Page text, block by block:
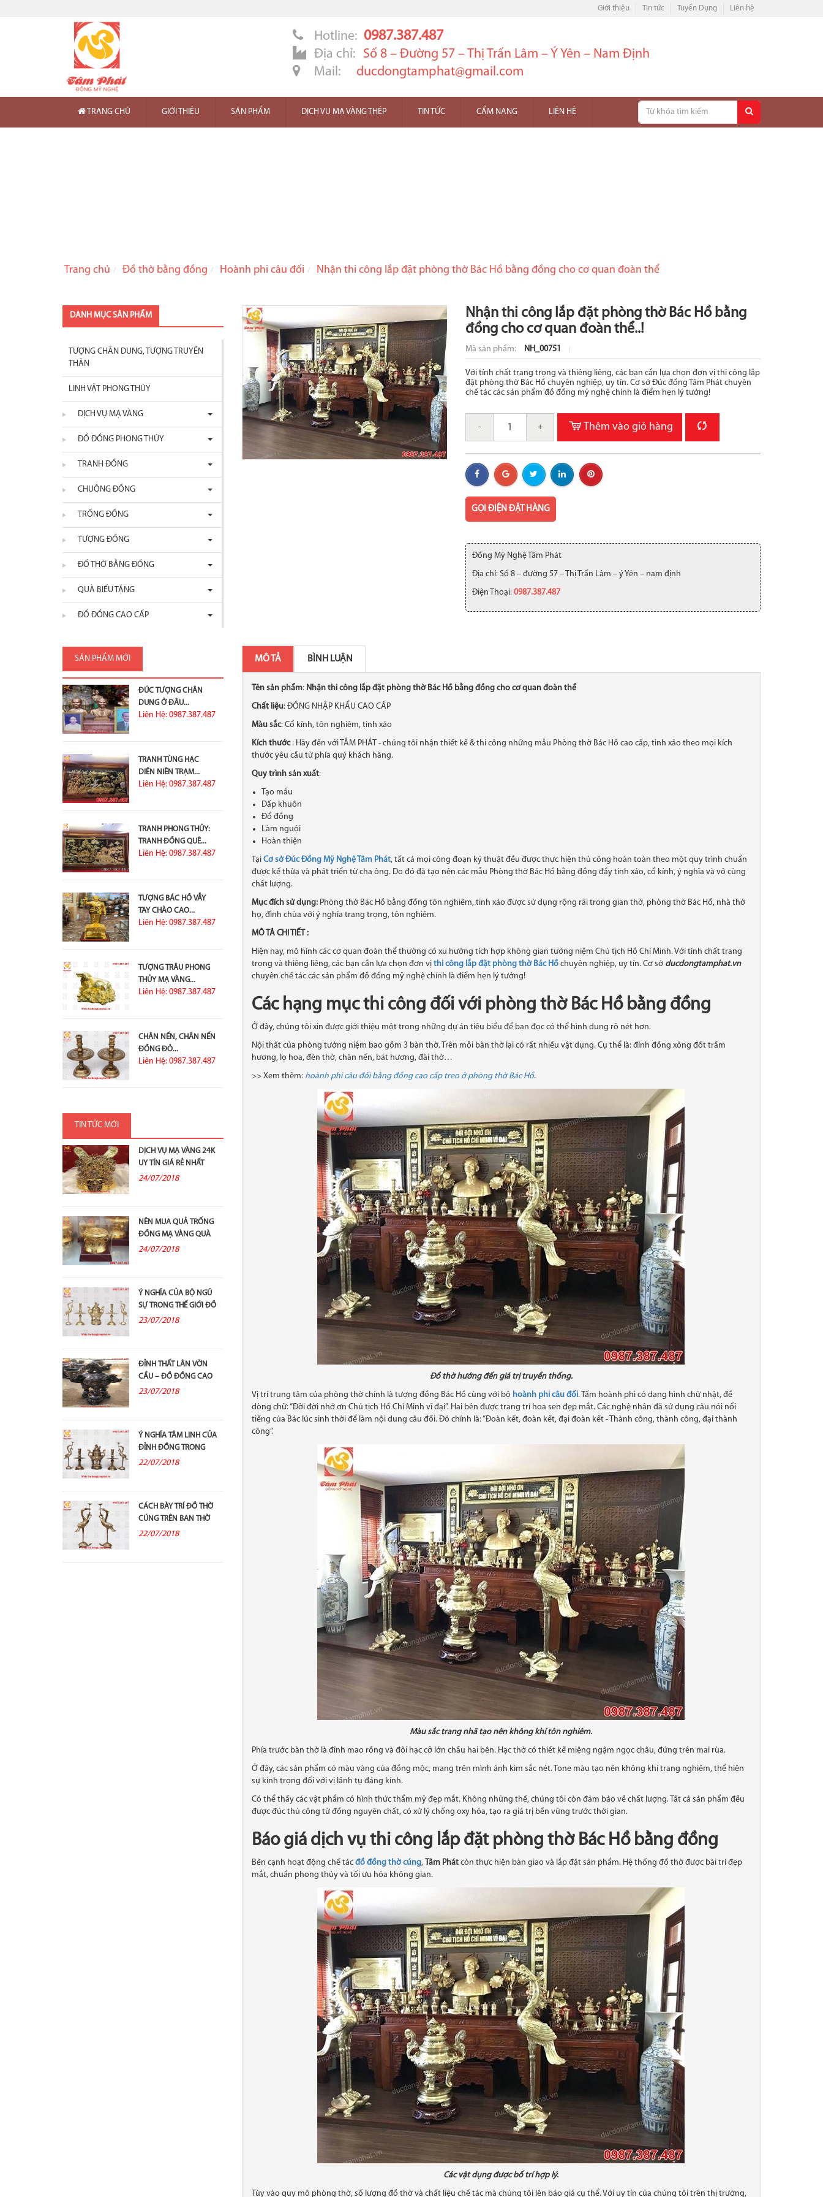
Giới thiệu Tin tức Tuyển Dụng Liên hệ
Hotline: 0987.387.487
Địa chỉ:
Số 8 – Đường 57 – Thị Trấn Lâm – Ý Yên – Nam Định
Mail:
ducdongtamphat@gmail.com
TRANG CHỦ GIỚI THIỆU SẢN PHẨM DỊCH VỤ MẠ VÀNG THÉP TIN TỨC CẨM NANG LIÊN HỆ
Trang chủ Đồ thờ bằng đồng Hoành phi câu đối Nhận thi công lắp đặt phòng thờ Bác Hồ bằng đồng cho cơ quan đoàn thể
DANH MỤC SẢN PHẨM
TƯỢNG CHÂN DUNG, TƯỢNG TRUYỀN
THÂN
LINH VẬT PHONG THỦY
DỊCH VỤ MẠ VÀNG
ĐỒ ĐỒNG PHONG THỦY
TRANH ĐỒNG
CHUÔNG ĐỒNG
TRỐNG ĐỒNG
TƯỢNG ĐỒNG
ĐỒ THỜ BẰNG ĐỒNG
QUÀ BIẾU TẶNG
ĐỒ ĐỒNG CAO CẤP
SẢN PHẨM MỚI
ĐÚC TƯỢNG CHÂN
DUNG Ở ĐÂU...
Liên Hệ: 0987.387.487
TRANH TÙNG HẠC
DIÊN NIÊN TRẠM...
Liên Hệ: 0987.387.487
TRANH PHONG THỦY:
TRANH ĐỒNG QUÊ...
Liên Hệ: 0987.387.487
TƯỢNG BÁC HỒ VẪY
TAY CHÀO CAO...
Liên Hệ: 0987.387.487
TƯỢNG TRÂU PHONG
THỦY MẠ VÀNG...
Liên Hệ: 0987.387.487
CHÂN NẾN, CHÂN NẾN
ĐỒNG ĐỎ...
Liên Hệ: 0987.387.487
TIN TỨC MỚI
DỊCH VỤ MẠ VÀNG 24K
UY TÍN GIÁ RẺ NHẤT
24/07/2018
NÊN MUA QUẢ TRỐNG
ĐỒNG MẠ VÀNG QUÀ
TẶNG Ở ĐÂU?
24/07/2018
Ý NGHĨA CỦA BỘ NGŨ
SỰ TRONG THẾ GIỚI ĐỒ
ĐỒNG THỜ...
23/07/2018
ĐỈNH THẤT LÂN VỜN
CẦU – ĐỒ ĐỒNG CAO
CẤP VÀ Ý...
23/07/2018
Ý NGHĨA TÂM LINH CỦA
ĐỈNH ĐỒNG TRONG
THỜ CÚNG TỔ TIÊN
22/07/2018
CÁCH BÀY TRÍ ĐỒ THỜ
CÚNG TRÊN BAN THỜ
GIA TIÊN
22/07/2018
Nhận thi công lắp đặt phòng thờ Bác Hồ bằng
đồng cho cơ quan đoàn thể..!
Mã sản phẩm: NH_00751
Với tính chất trang trọng và thiêng liêng, các bạn cần lựa chọn đơn vị thi công lắp
đặt phòng thờ Bác Hồ chuyên nghiệp, uy tín. Cơ sở Đúc đồng Tâm Phát chuyên
chế tác các sản phẩm đồ đồng mỹ nghệ chính là điểm hẹn lý tưởng!
- + Thêm vào giỏ hàng
GỌI ĐIỆN ĐẶT HÀNG
Đồng Mỹ Nghệ Tâm Phát
Địa chỉ: Số 8 – đường 57 – Thị Trấn Lâm – ý Yên – nam định
Điện Thoại:0987.387.487
MÔ TẢ BÌNH LUẬN
Tên sản phẩm: Nhận thi công lắp đặt phòng thờ Bác Hồ bằng đồng cho cơ quan đoàn thể
Chất liệu: ĐỒNG NHẬP KHẨU CAO CẤP
Màu sắc: Cổ kính, tôn nghiêm, tinh xảo
Kích thước: Hãy đến với TÂM PHÁT - chúng tôi nhận thiết kế & thi công những mẫu Phòng thờ Bác Hồ cao cấp, tinh xảo theo mọi kích
thước yêu cầu từ phía quý khách hàng.
Quy trình sản xuất:
Tạo mẫu
Dấp khuôn
Đổ đồng
Làm nguội
Hoàn thiện
Tại Cơ sở Đúc Đồng Mỹ Nghệ Tâm Phát, tất cả mọi công đoạn kỹ thuật đều được thực hiện thủ công hoàn toàn theo một quy trình chuẩn
được kế thừa và phát triển từ cha ông. Do đó đã tạo nên các mẫu Phòng thờ Bác Hồ bằng đồng đầy tinh xảo​, cổ kính, ý nghĩa và vô cùng
chất lượng.
Mục đích sử dụng:Phòng thờ Bác Hồ bằng đồng tôn nghiêm, tinh xảo được sử dụng rộng rãi trong gian thờ, phòng thờ Bác Hồ, nhà thờ
họ, đình chùa với ý nghĩa trang trọng, tôn nghiêm.
MÔ TẢ CHI TIẾT :
Hiện nay, mô hình các cơ quan đoàn thể thường có xu hướng tích hợp không gian tưởng niệm Chủ tịch Hồ Chí Minh. Với tính chất trang
trọng và thiêng liêng, các bạn cần lựa chọn đơn vị thi công lắp đặt phòng thờ Bác Hồ chuyên nghiệp, uy tín. Cơ sở ducdongtamphat.vn
chuyên chế tác các sản phẩm đồ đồng mỹ nghệ chính là điểm hẹn lý tưởng!
Các hạng mục thi công đối với phòng thờ Bác Hồ bằng đồng
Ở đây, chúng tôi xin được giới thiệu một trong những dự án tiêu biểu để bạn đọc có thể hình dung rõ nét hơn.
Nội thất của phòng tưởng niệm bao gồm 3 bàn thờ. Trên mỗi bàn thờ lại có rất nhiều vật dụng. Cụ thể là: đỉnh đồng xông đốt trầm
hương, lọ hoa, đèn thờ, chân nến, bát hương, đài thờ…
>> Xem thêm: hoành phi câu đối bằng đồng cao cấp treo ở phòng thờ Bác Hồ.
Đồ thờ hướng đến giá trị truyền thống.
Vị trí trung tâm của phòng thờ chính là tượng đồng Bác Hồ cùng với bộ hoành phi câu đối. Tấm hoành phi có dạng hình chữ nhật, đề
dòng chữ: “Đời đời nhớ ơn Chủ tịch Hồ Chí Minh vĩ đại”. Hai bên được trang trí hoa sen đẹp mắt. Các nghệ nhân đã sử dụng câu nói nổi
tiếng của Bác lúc sinh thời để làm nội dung câu đối. Đó chính là: “Đoàn kết, đoàn kết, đại đoàn kết - Thành công, thành công, đại thành
công”.
Màu sắc trang nhã tạo nên không khí tôn nghiêm.
Phía trước bàn thờ là đỉnh mao rồng và đôi hạc cỡ lớn chầu hai bên. Hạc thờ có thiết kế miệng ngậm ngọc châu, đứng trên mai rùa.
Ở đây, các sản phẩm có màu vàng của đồng mộc, mang trên mình ánh kim sắc nét. Tone màu tạo nên không khí trang nghiêm, thể hiện
sự kính trọng đối với vị lãnh tụ đáng kính.
Có thể thấy các vật phẩm có hình thức thẩm mỹ đẹp mắt. Không những thế, chúng tôi còn đảm bảo về chất lượng. Tất cả sản phẩm đều
được đúc thủ công từ đồng nguyên chất, có xử lý chống oxy hóa, tạo ra giá trị bền vững trước thời gian.
Báo giá dịch vụ thi công lắp đặt phòng thờ Bác Hồ bằng đồng
Bên cạnh hoạt động chế tác đồ đồng thờ cúng, Tâm Phátcòn thực hiện bàn giao và lắp đặt sản phẩm. Hệ thống đồ thờ được bài trí đẹp
mắt, chuẩn phong thủy và tối ưu hóa không gian.
Các vật dụng được bố trí hợp lý.
Tùy vào quy mô phòng thờ, số lượng đồ thờ và chất liệu chế tác mà chúng tôi lên báo giá cụ thể. Với uy tín của chúng tôi trên thị trường,